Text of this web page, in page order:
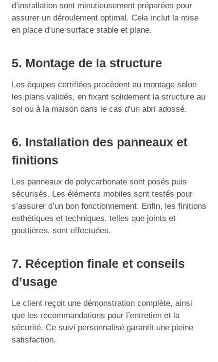
d’installation sont minutieusement préparées pour
assurer un déroulement optimal. Cela inclut la mise
en place d’une surface stable et plane.
5. Montage de la structure
Les équipes certifiées procèdent au montage selon
les plans validés, en fixant solidement la structure au
sol ou à la maison dans le cas d’un abri adossé.
6. Installation des panneaux et
finitions
Les panneaux de polycarbonate sont posés puis
sécurisés. Les éléments mobiles sont testés pour
s’assurer d’un bon fonctionnement. Enfin, les finitions
esthétiques et techniques, telles que joints et
gouttières, sont effectuées.
7. Réception finale et conseils
d’usage
Le client reçoit une démonstration complète, ainsi
que les recommandations pour l’entretien et la
sécurité. Ce suivi personnalisé garantit une pleine
satisfaction.